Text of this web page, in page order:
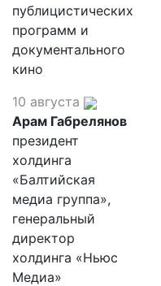
публицистических
программ и
документального
кино
10 августа
Арам Габрелянов
президент
холдинга
«Балтийская
медиа группа»,
генеральный
директор
холдинга «Ньюс
Медиа»